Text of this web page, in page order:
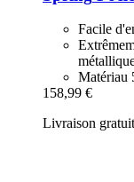
Facile
Matériau
158,99 €
Livraison